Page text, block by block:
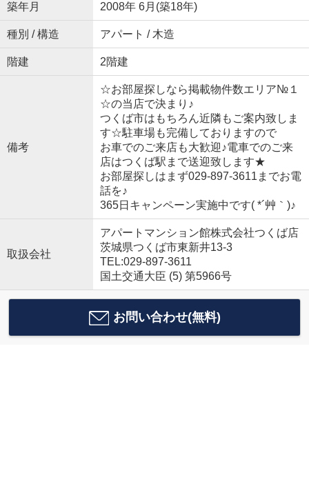
築年月 2008年 6月(築18年)
種別 / 構造 アパート / 木造
階建 2階建
備考
☆お部屋探しなら掲載物件数エリア№１
☆の当店で決まり♪
つくば市はもちろん近隣もご案内致しま
す☆駐車場も完備しておりますので
お車でのご来店も大歓迎♪電車でのご来
店はつくば駅まで送迎致します★
お部屋探しはまず029-897-3611までお電
話を♪
365日キャンペーン実施中です( *´艸｀)♪
取扱会社
アパートマンション館株式会社つくば店
茨城県つくば市東新井13-3
TEL:029-897-3611
国土交通大臣 (5) 第5966号
お問い合わせ(無料)